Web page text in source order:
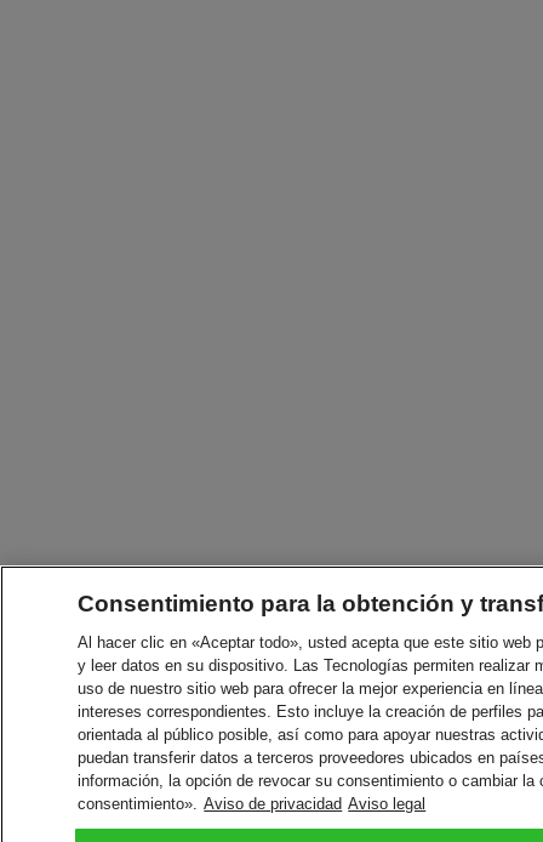
Consentimiento para la obtención y
Al hacer clic en «Aceptar todo», usted acepta que este sitio
y leer datos en su dispositivo. Las Tecnologías permiten
uso de nuestro sitio web para ofrecer la mejor experiencia en
intereses correspondientes. Esto incluye la creación de perfiles
orientada al público posible, así como para apoyar nuestras
puedan transferir datos a terceros proveedores ubicados en
información, la opción de revocar su consentimiento o cambiar
consentimiento». Aviso de privacidad Aviso legal